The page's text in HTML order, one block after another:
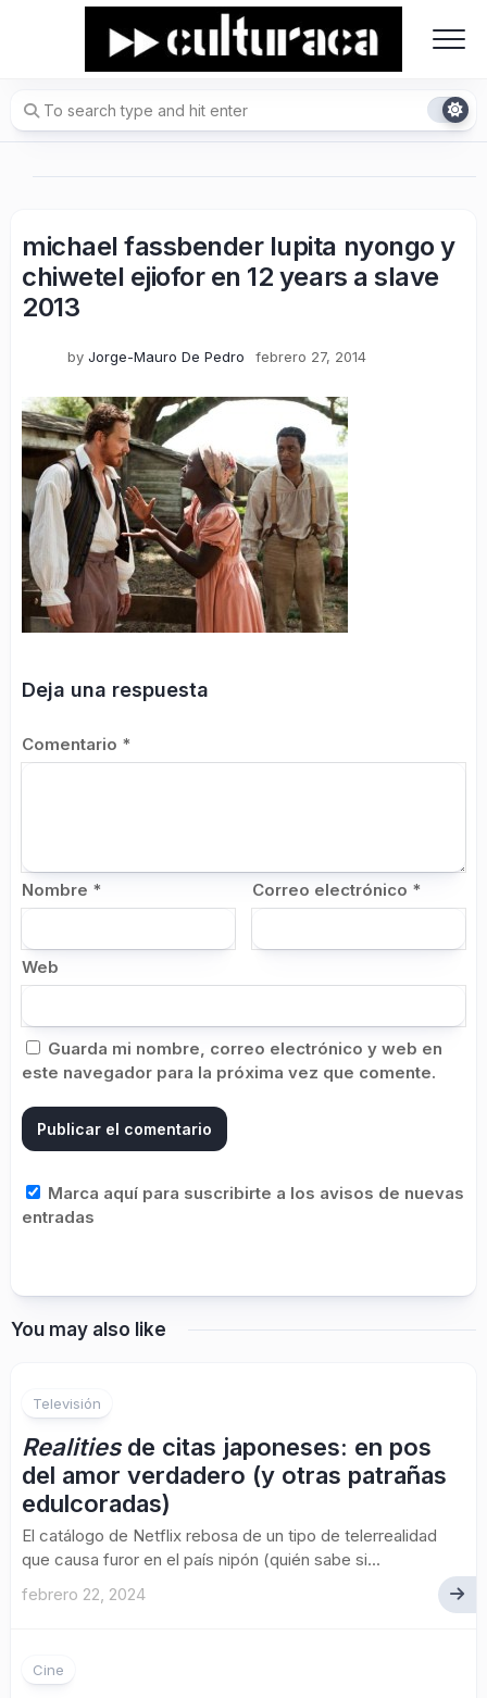
michael fassbender lupita nyongo y
chiwetel ejiofor en 12 years a slave
2013
by Jorge-Mauro De Pedro febrero 27, 2014
Deja una respuesta
Comentario *
Nombre * Correo electrónico *
Web
Guarda mi nombre, correo electrónico y web en
este navegador para la próxima vez que comente.
Marca aquí para suscribirte a los avisos de nuevas
entradas
You may also like
Televisión
Realitiesde citas japoneses: en pos
del amor verdadero (y otras patrañas
edulcoradas)
El catálogo de Netflix rebosa de un tipo de telerrealidad
que causa furor en el país nipón (quién sabe si...
febrero 22, 2024
Cine